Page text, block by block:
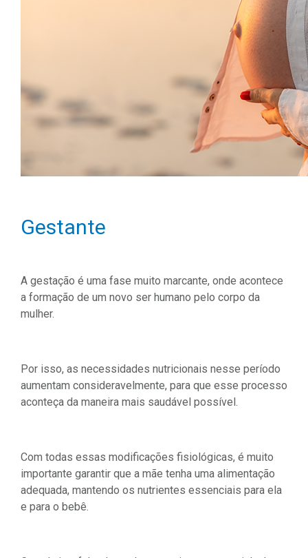
Gestante
A gestação é uma fase muito marcante, onde acontece
a formação de um novo ser humano pelo corpo da
mulher.
Por isso, as necessidades nutricionais nesse período
aumentam consideravelmente, para que esse processo
aconteça da maneira mais saudável possível.
Com todas essas modificações fisiológicas, é muito
importante garantir que a mãe tenha uma alimentação
adequada, mantendo os nutrientes essenciais para ela
e para o bebê.